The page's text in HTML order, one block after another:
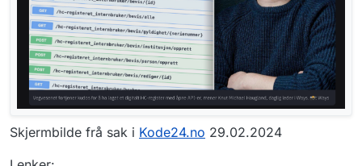
Skjermbilde frå sak i Kode24.no 29.02.2024